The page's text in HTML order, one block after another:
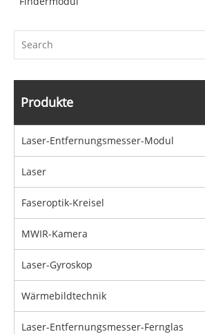
Produkte
Laser-Entfernungsmesser-Modul
Laser
Faseroptik-Kreisel
MWIR-Kamera
Laser-Gyroskop
Wärmebildtechnik
Laser-Entfernungsmesser-Fernglas